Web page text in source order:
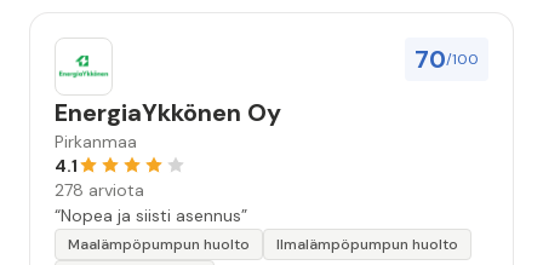
70/100
EnergiaYkkönen Oy
Pirkanmaa
4.1
278 arviota
“Nopea ja siisti asennus”
Maalämpöpumpun huolto
Ilmalämpöpumpun huolto